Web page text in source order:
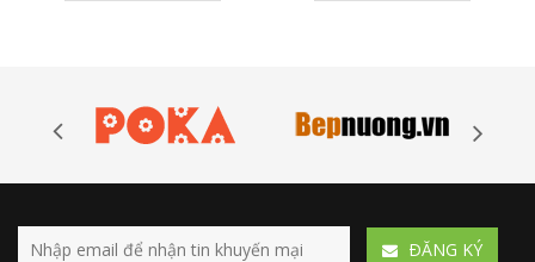
ÐĂNG KÝ